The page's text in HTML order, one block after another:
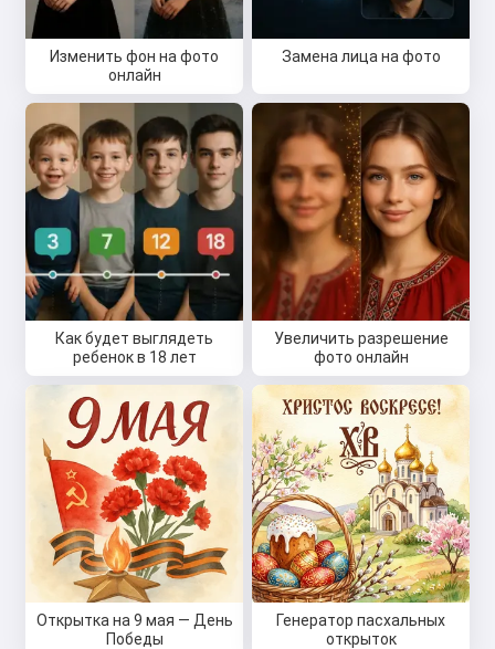
Изменить фон на фото
онлайн
Замена лица на фото
Как будет выглядеть
ребенок в 18 лет
Увеличить разрешение
фото онлайн
Открытка на 9 мая — День
Победы
Генератор пасхальных
открыток